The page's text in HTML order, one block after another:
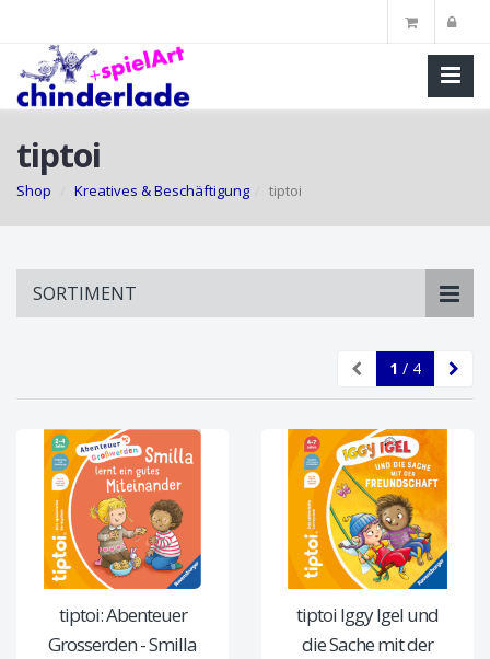
tiptoi
Shop Kreatives & Beschäftigung tiptoi
SORTIMENT
1 / 4
tiptoi: Abenteuer
Grosserden - Smilla
tiptoi Iggy Igel und
die Sache mit der